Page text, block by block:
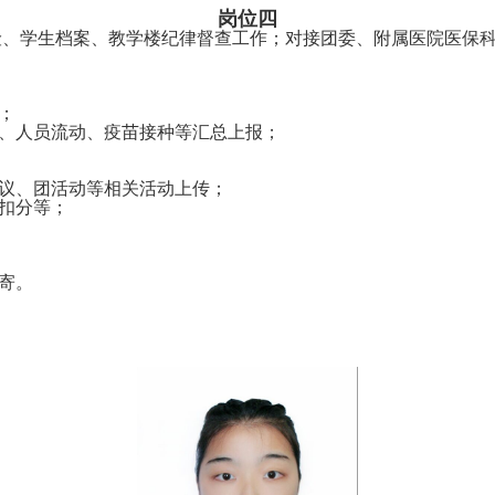
岗位四
学生档案、教学楼纪律督查工作；对接团委、附属医院医保
人员流动、疫苗接种等汇总上报；
、团活动等相关活动上传；
分等；
。